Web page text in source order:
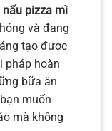
nấu pizza mì
và đang
tạo được
pháp hoàn
bữa ăn
muốn
mà không